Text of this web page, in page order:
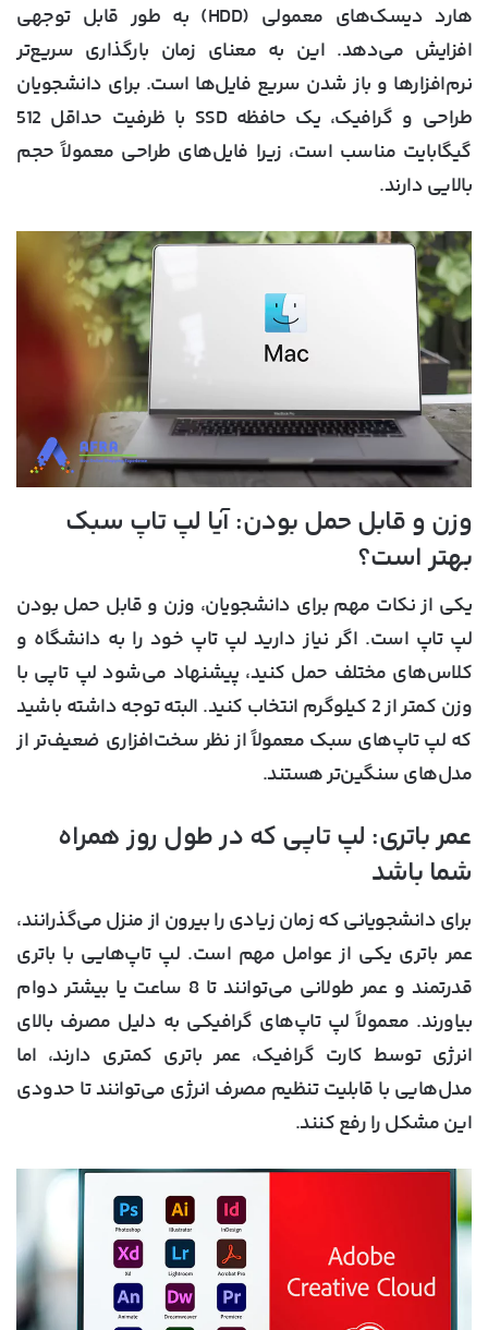
هارد دیسک‌های معمولی (HDD) به‌ طور قابل ‌توجهی
افزایش می‌دهد. این به معنای زمان بارگذاری سریع‌تر
نرم‌افزارها و باز شدن سریع فایل‌ها است. برای دانشجویان
طراحی و گرافیک، یک حافظه SSD با ظرفیت حداقل 512
گیگابایت مناسب است، زیرا فایل‌های طراحی معمولاً حجم
بالایی دارند.
وزن و قابل حمل بودن: آیا لپ تاپ سبک
بهتر است؟
یکی از نکات مهم برای دانشجویان، وزن و قابل حمل بودن
لپ تاپ است. اگر نیاز دارید لپ تاپ خود را به دانشگاه و
کلاس‌های مختلف حمل کنید، پیشنهاد می‌شود لپ تاپی با
وزن کمتر از 2 کیلوگرم انتخاب کنید. البته توجه داشته باشید
که لپ تاپ‌های سبک معمولاً از نظر سخت‌افزاری ضعیف‌تر از
مدل‌های سنگین‌تر هستند.
عمر باتری: لپ تاپی که در طول روز همراه
شما باشد
برای دانشجویانی که زمان زیادی را بیرون از منزل می‌گذرانند،
عمر باتری یکی از عوامل مهم است. لپ تاپ‌هایی با باتری
قدرتمند و عمر طولانی می‌توانند تا 8 ساعت یا بیشتر دوام
بیاورند. معمولاً لپ تاپ‌های گرافیکی به دلیل مصرف بالای
انرژی توسط کارت گرافیک، عمر باتری کمتری دارند، اما
مدل‌هایی با قابلیت تنظیم مصرف انرژی می‌توانند تا حدودی
این مشکل را رفع کنند.